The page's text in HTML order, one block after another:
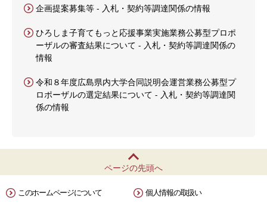
企画提案募集等 - 入札・契約等調達関係の情報
ひろしま子育てもっと応援事業実施業務公募型プロポ
ーザルの審査結果について - 入札・契約等調達関係の
情報
令和８年度広島県内大学合同説明会運営業務公募型プ
ロポーザルの選定結果について - 入札・契約等調達関
係の情報
ページの先頭へ
このホームページについて 個人情報の取扱い